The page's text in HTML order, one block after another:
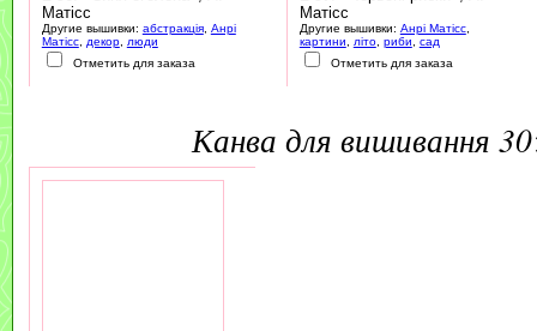
Матісс
Другие вышивки: абстракція, Анрі
Матісс, декор, люди
Отметить для заказа
Матісс
Другие вышивки: Анрі Матісс,
картини, літо, риби, сад
Отметить для заказа
канва для вишивання